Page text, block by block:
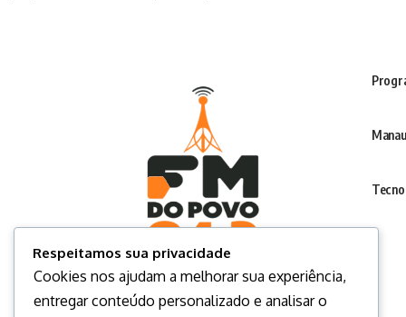
Respeitamos sua privacidade
Cookies nos ajudam a melhorar sua experiência,
entregar conteúdo personalizado e analisar o